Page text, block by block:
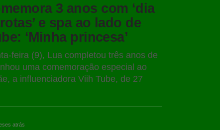
3 anos com ‘dia
e spa ao lado de
‘Minha princesa’
feira (9), Lua completou três anos de
uma comemoração especial ao
a influenciadora Viih Tube, de 27
atrás